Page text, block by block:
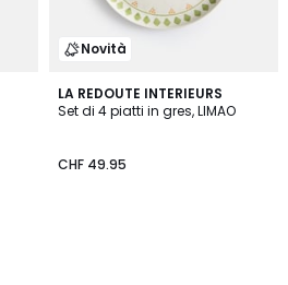
Novità
LA REDOUTE INTERIEURS
Set di 4 piatti in gres, LIMAO
CHF 49.95